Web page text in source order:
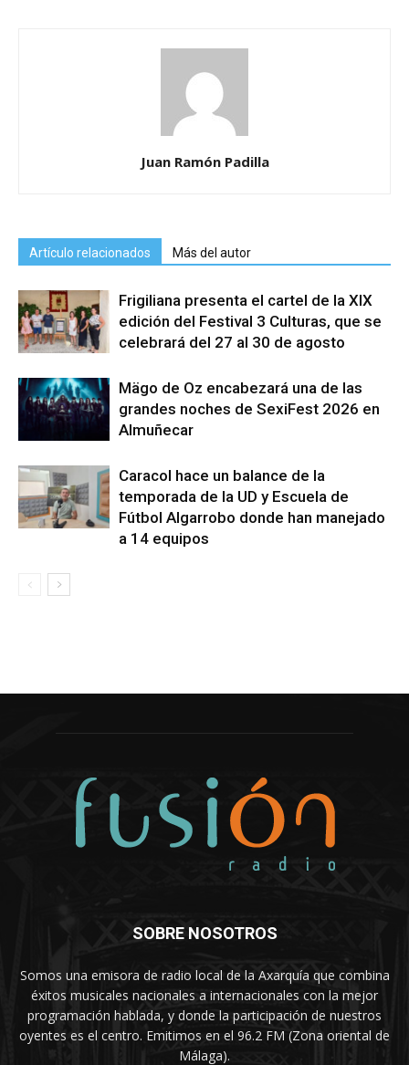
Juan Ramón Padilla
Artículo relacionados Más del autor
Frigiliana presenta el cartel de la XIX
edición del Festival 3 Culturas, que se
celebrará del 27 al 30 de agosto
Mägo de Oz encabezará una de las
grandes noches de SexiFest 2026 en
Almuñecar
Caracol hace un balance de la
temporada de la UD y Escuela de
Fútbol Algarrobo donde han manejado
a 14 equipos
SOBRE NOSOTROS
Somos una emisora de radio local de la Axarquía que combina
éxitos musicales nacionales a internacionales con la mejor
programación hablada, y donde la participación de nuestros
oyentes es el centro. Emitimos en el 96.2 FM (Zona oriental de
Málaga).